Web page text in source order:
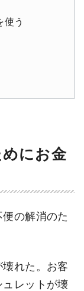
使う
にお金
の解消のた
れた。お客
レットが壊